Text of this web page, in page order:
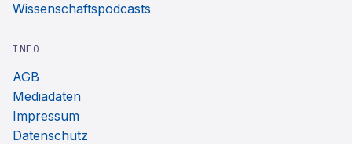
Wissenschaftspodcasts
INFO
AGB
Mediadaten
Impressum
Datenschutz